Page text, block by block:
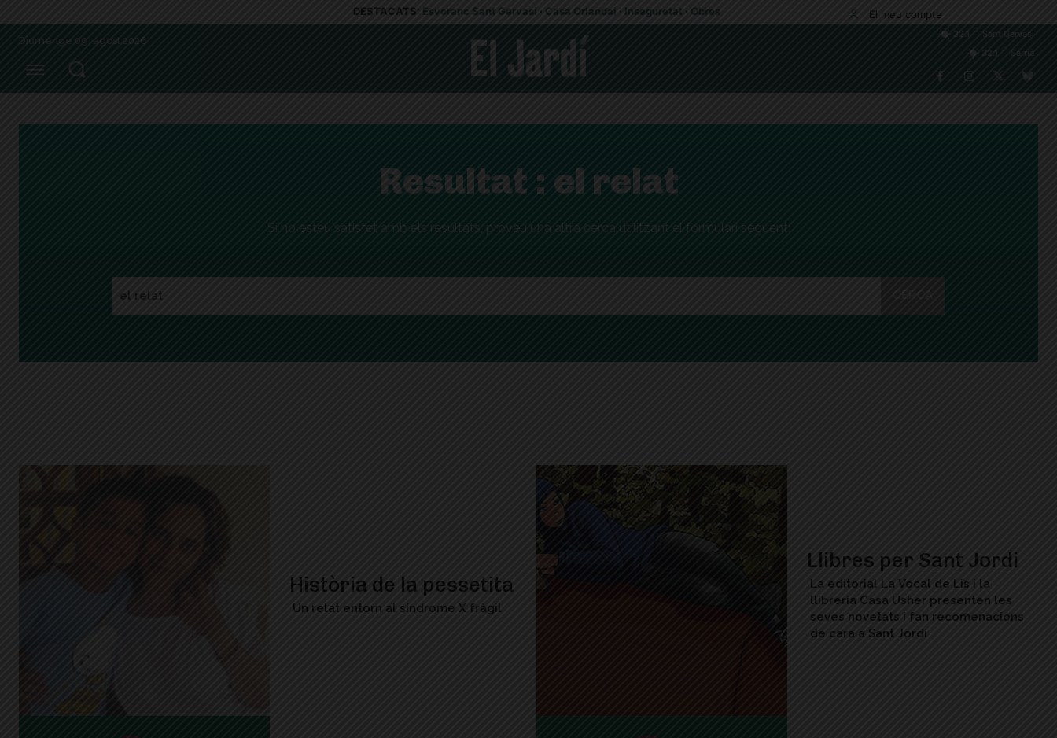
DESTACATS: Esvoranc Sant Gervasi · Casa Orlandai · Inseguretat · Obres El meu compte
Diumenge 09, agost 2026
32.1
Sant Gervasi
32.1
Sarrià
Resultat : el relat
Si no esteu satisfet amb els resultats, proveu una altra cerca utilitzant el formulari següent:
Història de la pessetita
Un relat entorn al síndrome X fràgil
Llibres per Sant Jordi
La editorial La Vocal de Lis i la
llibreria Casa Usher presenten les
seves novetats i fan recomenacions
de cara a Sant Jordi